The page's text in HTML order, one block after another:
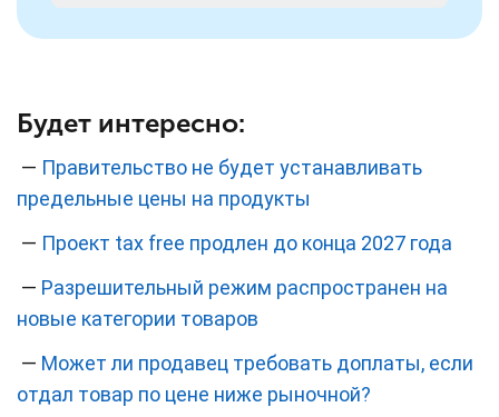
Будет интересно:
— Правительство не будет устанавливать
предельные цены на продукты
— Проект tax free продлен до конца 2027 года
— Разрешительный режим распространен на
новые категории товаров
— Может ли продавец требовать доплаты, если
отдал товар по цене ниже рыночной?